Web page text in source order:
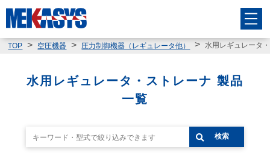
TOP 空圧機器 圧力制御機器（レギュレータ他） 水用レギュレータ
水用レギュレータ・ストレーナ 製品
一覧
検索